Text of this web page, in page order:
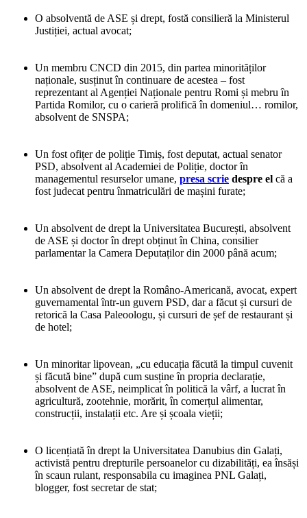
O absolventă de ASE și drept, fostă consilieră la Ministerul
Justiției, actual avocat;
Un membru CNCD din 2015, din partea minorităților
naționale, susținut în continuare de acestea – fost
reprezentant al Agenției Naționale pentru Romi și mebru în
Partida Romilor, cu o carieră prolifică în domeniul… romilor,
absolvent de SNSPA;
Un fost ofițer de poliție Timiș, fost deputat, actual senator
PSD, absolvent al Academiei de Poliție, doctor în
managementul resurselor umane, presa scrie despre el că a
fost judecat pentru înmatriculări de mașini furate;
Un absolvent de drept la Universitatea București, absolvent
de ASE și doctor în drept obținut în China, consilier
parlamentar la Camera Deputaților din 2000 până acum;
Un absolvent de drept la Româno-Americană, avocat, expert
guvernamental într-un guvern PSD, dar a făcut și cursuri de
retorică la Casa Paleoologu, și cursuri de șef de restaurant și
de hotel;
Un minoritar lipovean, „cu educația făcută la timpul cuvenit
și făcută bine” după cum susține în propria declarație,
absolvent de ASE, neimplicat în politică la vârf, a lucrat în
agricultură, zootehnie, morărit, în comerțul alimentar,
construcții, instalații etc. Are și școala vieții;
O licențiată în drept la Universitatea Danubius din Galați,
activistă pentru drepturile persoanelor cu dizabilități, ea însăși
în scaun rulant, responsabila cu imaginea PNL Galați,
blogger, fost secretar de stat;